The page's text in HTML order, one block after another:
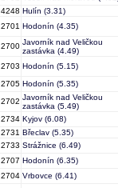
4248 Hulín (3.31)
2701 Hodonín (4.35)
2700 Javorník nad Veličkou
zastávka (4.49)
2703 Hodonín (5.15)
2705 Hodonín (5.35)
2702 Javorník nad Veličkou
zastávka (5.49)
2734 Kyjov (6.08)
2731 Břeclav (5.35)
2733 Strážnice (6.49)
2707 Hodonín (6.35)
2704 Vrbovce (6.41)